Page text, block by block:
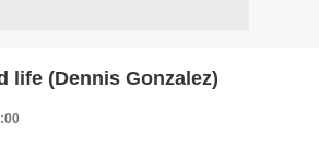
life (Dennis Gonzalez)